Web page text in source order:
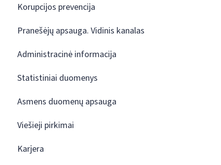
Korupcijos prevencija
Pranešėjų apsauga. Vidinis kanalas
Administracinė informacija
Statistiniai duomenys
Asmens duomenų apsauga
Viešieji pirkimai
Karjera